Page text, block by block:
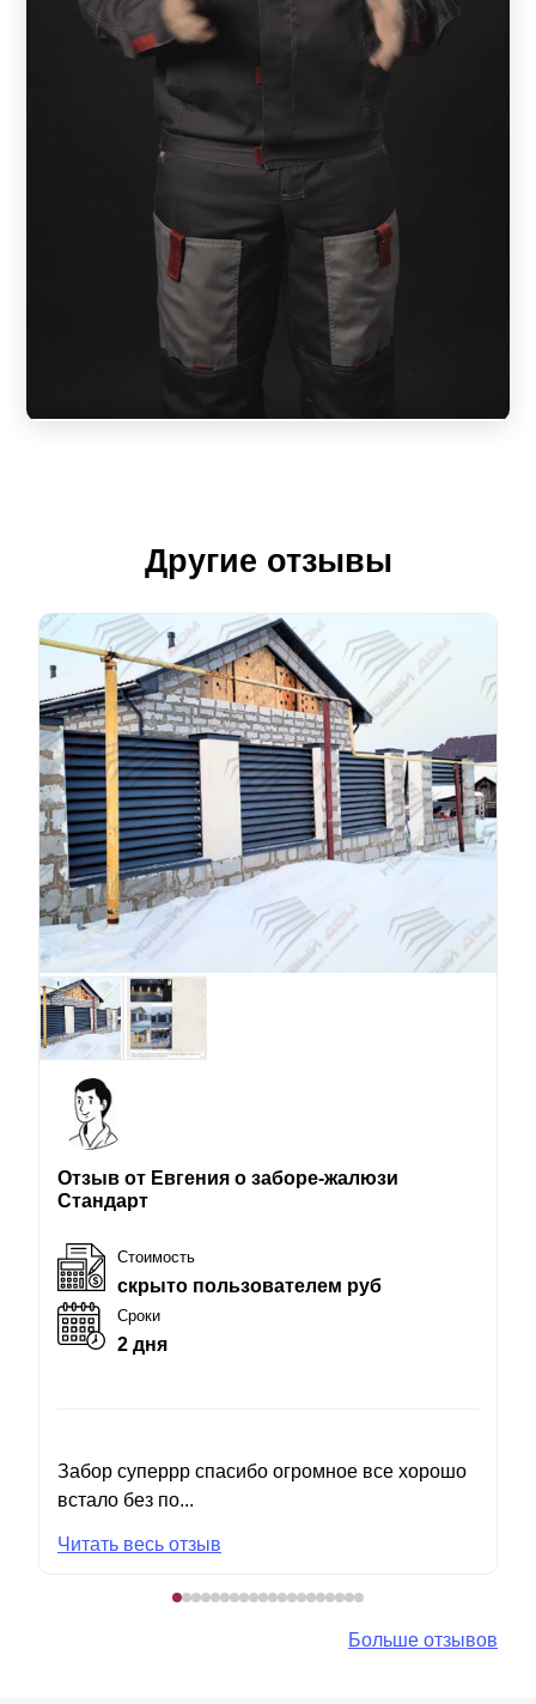
Другие отзывы
Отзыв от Евгения о заборе-жалюзи
Стандарт
Стоимость
скрыто пользователем руб
Сроки
2 дня
Забор суперрр спасибо огромное все хорошо
встало без по...
Читать весь отзыв
Больше отзывов